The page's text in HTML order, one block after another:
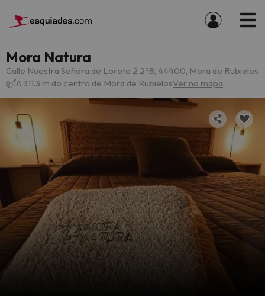
Mora Natura
Calle Nuestra Señora de Loreto 2 2ºB, 44400, Mora de Rubielos
A 311.3 m do centro de Mora de RubielosVer no mapa